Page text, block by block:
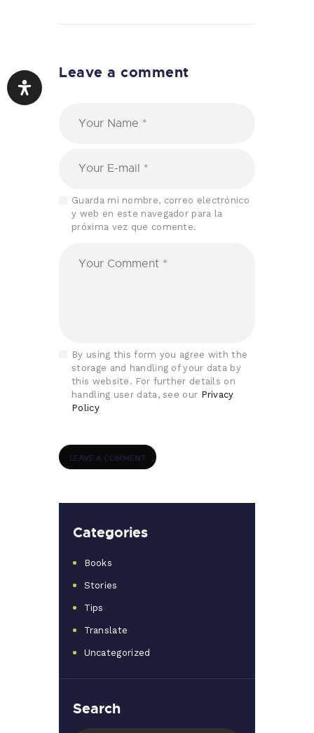
Leave a comment
Guarda mi nombre, correo electrónico
y web en este navegador para la
próxima vez que comente.
By using this form you agree with the
storage and handling of your data by
this website. For further details on
handling user data, see our Privacy
Policy
Categories
Books
Stories
Tips
Translate
Uncategorized
Search